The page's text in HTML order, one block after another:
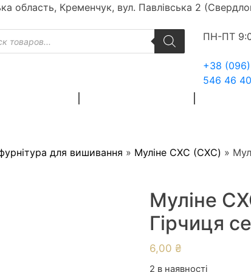
область, Кременчук, вул. Павлівська 2
ПН-ПТ
+38
546 46 40
для вишивання » Муліне СХС (CXC) »
Муліне
Гірчиця
6,00 ₴
2 в наявності